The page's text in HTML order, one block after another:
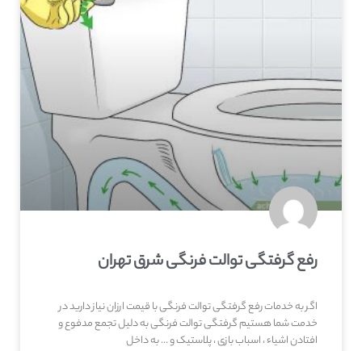
رفع گرفتگی توالت فرنگی شرق تهران
اگر به خدمات رفع گرفتگی توالت فرنگی با قیمت ارزان نیاز دارید در
خدمت شما هستیم گرفتگی توالت فرنگی به دلیل تجمع مدفوع و
افتادن اشیاء ، اسباب بازی ، پلاستیک و … به داخل